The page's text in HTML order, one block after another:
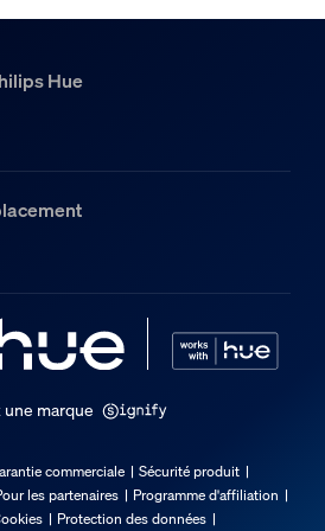
Hue
une marque
commerciale
Sécurité produit
les partenaires
Programme d'affiliation
Protection des données